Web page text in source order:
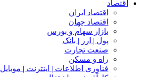
اقتصاد
اقتصاد ایران
اقتصاد جهان
بازار سهام و بورس
پول | ارز | بانک
صنعت تجارت
راه و مسکن
فناوری اطلاعات | اینترنت | موبایل